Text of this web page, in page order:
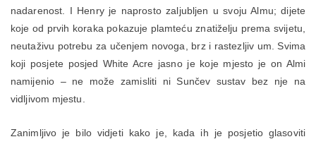
nadarenost. I Henry je naprosto zaljubljen u svoju Almu; dijete
koje od prvih koraka pokazuje plamteću znatiželju prema svijetu,
neutaživu potrebu za učenjem novoga, brz i rastezljiv um. Svima
koji posjete posjed White Acre jasno je koje mjesto je on Almi
namijenio – ne može zamisliti ni Sunčev sustav bez nje na
vidljivom mjestu.
Zanimljivo je bilo vidjeti kako je, kada ih je posjetio glasoviti